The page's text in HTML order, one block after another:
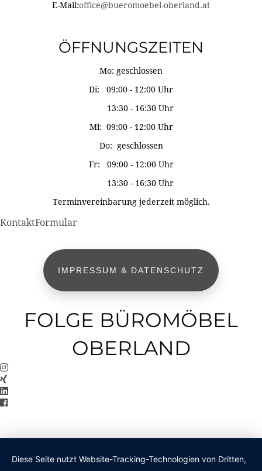
E-Mail:office@bueromoebel-oberland.at
ÖFFNUNGSZEITEN
Mo: geschlossen
Di: 09:00 - 12:00 Uhr
13:30 - 16:30 Uhr
Mi: 09:00 - 12:00 Uhr
Do: geschlossen
Fr: 09:00 - 12:00 Uhr
13:30 - 16:30 Uhr
Terminvereinbarung jederzeit möglich.
KontaktFormular
IMPRESSUM & DATENSCHUTZ
FOLGE BÜROMÖBEL
OBERLAND
Diese Seite nutzt Website-Tracking-Technologien von Dritten,